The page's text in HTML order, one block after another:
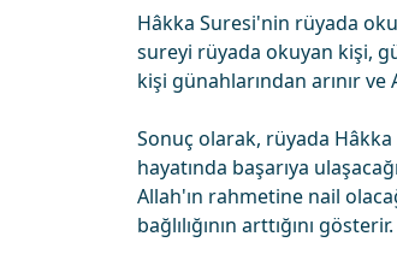
Hâkka Suresi'nin rüyada
sureyi rüyada okuyan kişi,
kişi günahlarından arınır
Sonuç olarak, rüyada
hayatında başarıya
Allah'ın rahmetine nail
bağlılığının arttığını gösterir.